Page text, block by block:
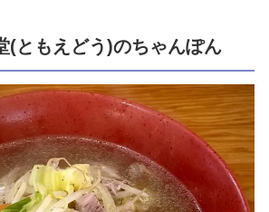
(ともえどう)のちゃんぽん